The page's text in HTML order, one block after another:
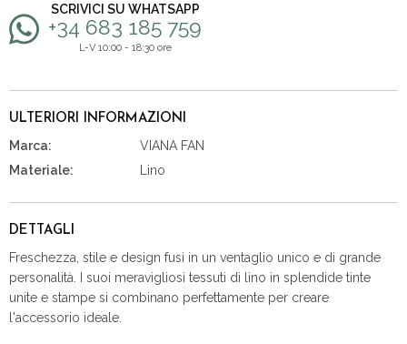
SCRIVICI SU WHATSAPP
+34 683 185 759
L-V 10:00 - 18:30 ore
ULTERIORI INFORMAZIONI
Marca:
VIANA FAN
Materiale:
Lino
DETTAGLI
Freschezza, stile e design fusi in un ventaglio unico e di grande
personalità. I suoi meravigliosi tessuti di lino in splendide tinte
unite e stampe si combinano perfettamente per creare
l'accessorio ideale.